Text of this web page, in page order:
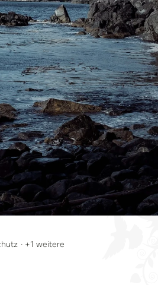
· +1 weitere